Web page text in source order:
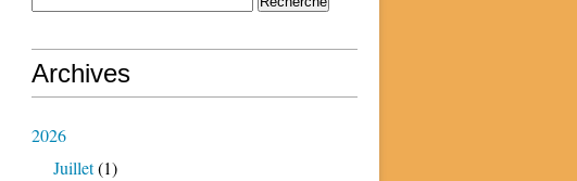
Archives
2026
Juillet(1)